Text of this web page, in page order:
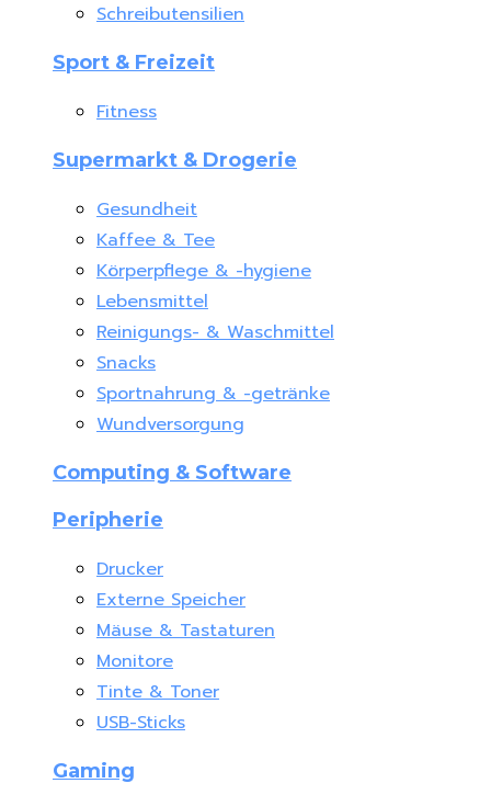
Schreibutensilien
Sport & Freizeit
Fitness
Supermarkt & Drogerie
Gesundheit
Kaffee & Tee
Körperpflege & -hygiene
Lebensmittel
Reinigungs- & Waschmittel
Snacks
Sportnahrung & -getränke
Wundversorgung
Computing & Software
Peripherie
Drucker
Externe Speicher
Mäuse & Tastaturen
Monitore
Tinte & Toner
USB-Sticks
Gaming